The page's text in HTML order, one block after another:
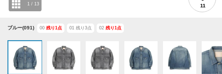
ブルー(091) 00 残り 1 点 01 残り 3点 02 残り 1 点
1 / 13 11